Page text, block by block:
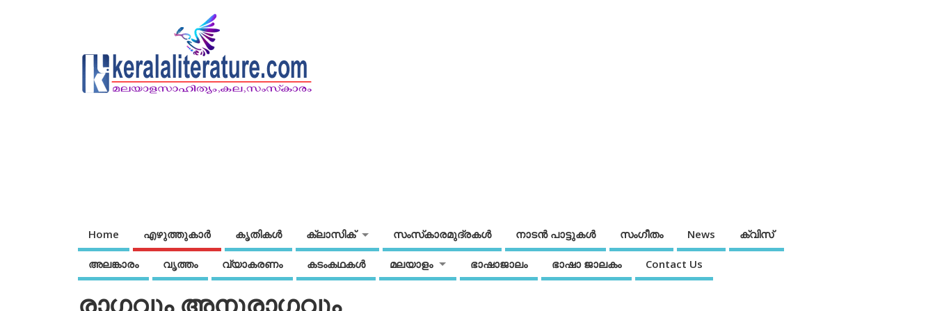
Home എഴുത്തുകാര്‍ കൃതികൾ ക്ലാസിക് സംസ്‌കാരമുദ്രകള്‍ നാടന്‍ പാട്ടുകള്‍ സംഗീതം News ക്വിസ്
അലങ്കാരം വൃത്തം വ്യാകരണം കടംകഥകള്‍ മലയാളം ഭാഷാജാലം ഭാഷാ ജാലകം Contact Us